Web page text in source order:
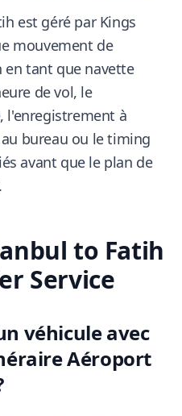
est géré par Kings
mouvement de
en tant que navette
de vol, le
l'enregistrement à
bureau ou le timing
avant que le plan de
to Fatih
Service
véhicule avec
Aéroport